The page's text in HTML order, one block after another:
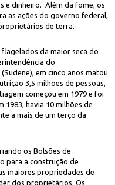
e dinheiro. Além da fome, os
as ações do governo federal,
de terra.
da maior seca do
do
em cinco anos matou
3,5 milhões de pessoas,
começou em 1979 e foi
1983, havia 10 milhões de
a mais de um terço da
os Bolsões de
para a construção de
maiores propriedades de
dos proprietários. Os
dia
Delfim Vieira/